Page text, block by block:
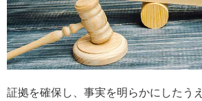
証拠を確保し、事実を明らかにしたう